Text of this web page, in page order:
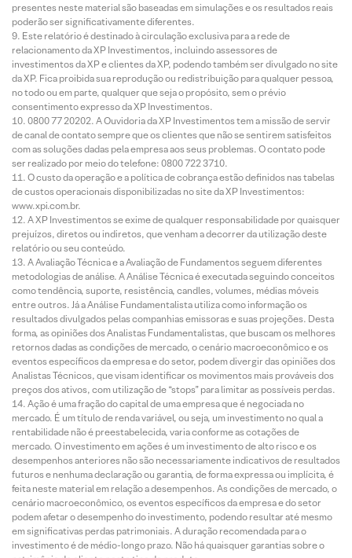
presentes neste material são baseadas em simulações e os resultados reais
poderão ser significativamente diferentes.
Este relatório é destinado à circulação exclusiva para a rede de
relacionamento da XP Investimentos, incluindo assessores de
investimentos da XP e clientes da XP, podendo também ser divulgado no site
da XP. Fica proibida sua reprodução ou redistribuição para qualquer pessoa,
no todo ou em parte, qualquer que seja o propósito, sem o prévio
consentimento expresso da XP Investimentos.
0800 77 20202. A Ouvidoria da XP Investimentos tem a missão de servir
de canal de contato sempre que os clientes que não se sentirem satisfeitos
com as soluções dadas pela empresa aos seus problemas. O contato pode
ser realizado por meio do telefone: 0800 722 3710.
O custo da operação e a política de cobrança estão definidos nas tabelas
de custos operacionais disponibilizadas no site da XP Investimentos:
www.xpi.com.br.
A XP Investimentos se exime de qualquer responsabilidade por quaisquer
prejuízos, diretos ou indiretos, que venham a decorrer da utilização deste
relatório ou seu conteúdo.
A Avaliação Técnica e a Avaliação de Fundamentos seguem diferentes
metodologias de análise. A Análise Técnica é executada seguindo conceitos
como tendência, suporte, resistência, candles, volumes, médias móveis
entre outros. Já a Análise Fundamentalista utiliza como informação os
resultados divulgados pelas companhias emissoras e suas projeções. Desta
forma, as opiniões dos Analistas Fundamentalistas, que buscam os melhores
retornos dadas as condições de mercado, o cenário macroeconômico e os
eventos específicos da empresa e do setor, podem divergir das opiniões dos
Analistas Técnicos, que visam identificar os movimentos mais prováveis dos
preços dos ativos, com utilização de “stops” para limitar as possíveis perdas.
Ação é uma fração do capital de uma empresa que é negociada no
mercado. É um título de renda variável, ou seja, um investimento no qual a
rentabilidade não é preestabelecida, varia conforme as cotações de
mercado. O investimento em ações é um investimento de alto risco e os
desempenhos anteriores não são necessariamente indicativos de resultados
futuros e nenhuma declaração ou garantia, de forma expressa ou implícita, é
feita neste material em relação a desempenhos. As condições de mercado, o
cenário macroeconômico, os eventos específicos da empresa e do setor
podem afetar o desempenho do investimento, podendo resultar até mesmo
em significativas perdas patrimoniais. A duração recomendada para o
investimento é de médio-longo prazo. Não há quaisquer garantias sobre o